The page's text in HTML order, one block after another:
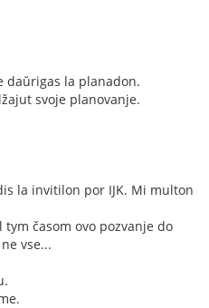
daŭrigas la planadon.
svoje planovanje.
la invitilon por IJK. Mi multon
tym časom ovo pozvanje do
vse...